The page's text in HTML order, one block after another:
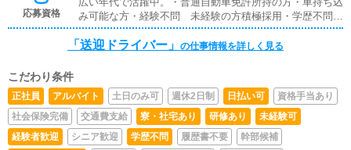
応募資格
み可能な方・経験不問 未経験の方積極採用・学歴不問・
職歴不問・清潔感のある方・女性も歓迎・ブランクOK
「送迎ドライバー」 の仕事情報を詳しく見る
こだわり条件
正社員 アルバイト 土日のみ可 週休2日制 日払い可
資格手当あり
社会保険完備
交通費支給 寮・社宅あり 研修あり
未経験可
経験者歓迎
シニア歓迎 学歴不問 履歴書不要
幹部候補